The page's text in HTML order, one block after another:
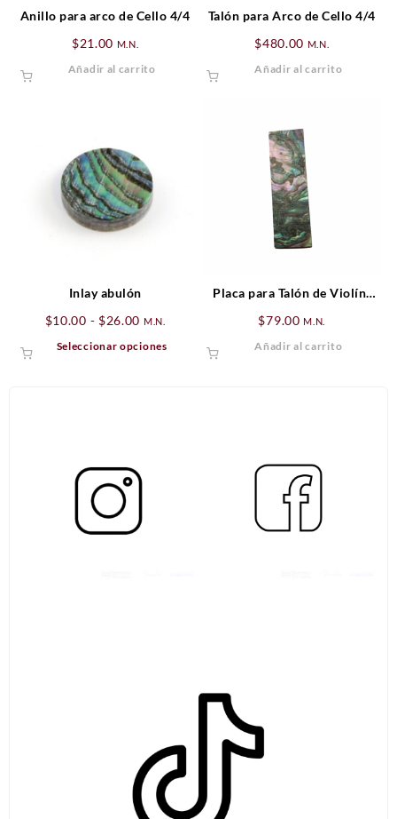
Anillo para arco de Cello 4/4
$21.00 M.N.
Añadir al carrito
Talón para Arco de Cello 4/4
$480.00 M.N.
Añadir al carrito
Inlay abulón
$10.00 - $26.00 Rango
M.N.
Seleccionar opciones
producto
Placa para Talón de Violín/
$79.00 M.N.
Añadir al carrito